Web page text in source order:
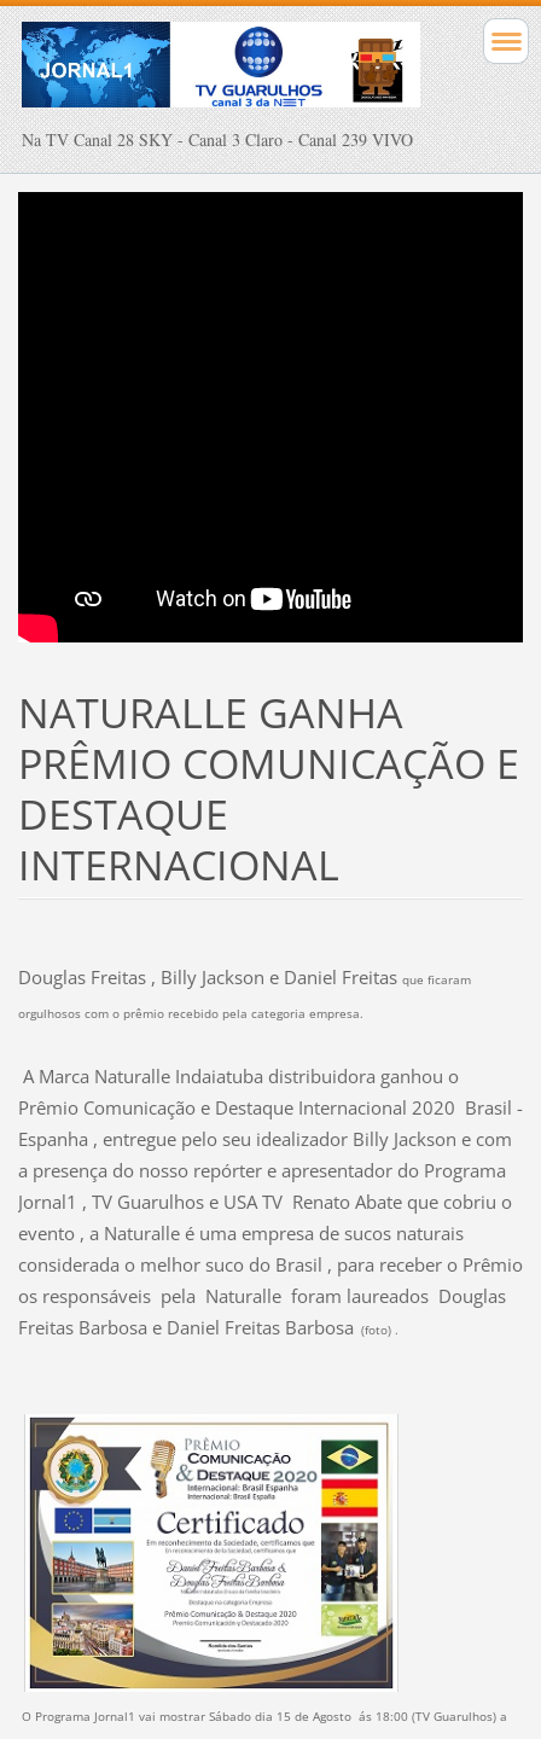
Na TV Canal 28 SKY - Canal 3 Claro - Canal 239 VIVO
NATURALLE GANHA
PRÊMIO COMUNICAÇÃO E
DESTAQUE
INTERNACIONAL
Douglas Freitas , Billy Jackson e Daniel Freitas que ficaram
orgulhosos com o prêmio recebido pela categoria empresa.
A Marca Naturalle Indaiatuba distribuidora ganhou o
Prêmio Comunicação e Destaque Internacional 2020 Brasil -
Espanha , entregue pelo seu idealizador Billy Jackson e com
a presença do nosso repórter e apresentador do Programa
Jornal1 , TV Guarulhos e USA TV Renato Abate que cobriu o
evento , a Naturalle é uma empresa de sucos naturais
considerada o melhor suco do Brasil , para receber o Prêmio
os responsáveis pela Naturalle foram laureados Douglas
Freitas Barbosa e Daniel Freitas Barbosa (foto) .
O Programa Jornal1 vai mostrar Sábado dia 15 de Agosto ás 18:00 (TV Guarulhos) a